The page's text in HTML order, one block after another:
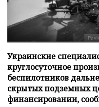
Украинские
круглосуточное
беспилотников
скрытых подземных
финансировании,